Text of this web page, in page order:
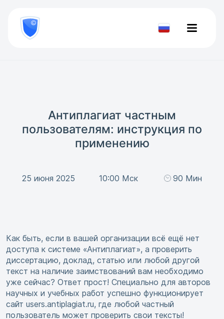
800
777-
81-Проверить
Антиплагиат частным
пользователям: инструкция по
применению
25 июня 2025 10:00 Мск 90 Мин
Как быть, если в вашей организации всё ещё нет
доступа к системе «Антиплагиат», а проверить
диссертацию, доклад, статью или любой другой
текст на наличие заимствований вам необходимо
уже сейчас? Ответ прост! Специально для авторов
научных и учебных работ успешно функционирует
сайт users.antiplagiat.ru, где любой частный
пользователь может проверить свои тексты!